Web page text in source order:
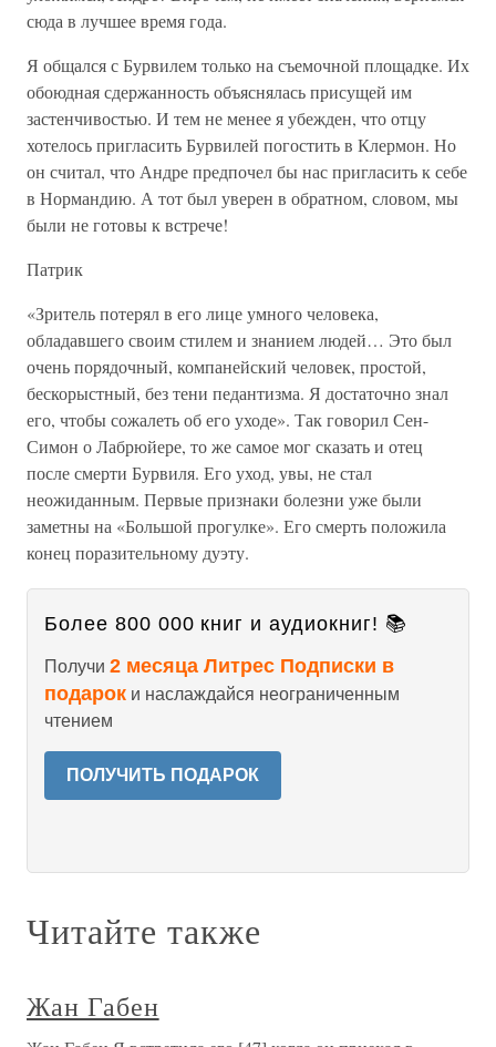
сюда в лучшее время года.
Я общался с Бурвилем только на съемочной площадке. Их
обоюдная сдержанность объяснялась присущей им
застенчивостью. И тем не менее я убежден, что отцу
хотелось пригласить Бурвилей погостить в Клермон. Но
он считал, что Андре предпочел бы нас пригласить к себе
в Нормандию. А тот был уверен в обратном, словом, мы
были не готовы к встрече!
Патрик
«Зритель потерял в его лице умного человека,
обладавшего своим стилем и знанием людей… Это был
очень порядочный, компанейский человек, простой,
бескорыстный, без тени педантизма. Я достаточно знал
его, чтобы сожалеть об его уходе». Так говорил Сен-
Симон о Лабрюйере, то же самое мог сказать и отец
после смерти Бурвиля. Его уход, увы, не стал
неожиданным. Первые признаки болезни уже были
заметны на «Большой прогулке». Его смерть положила
конец поразительному дуэту.
Более 800 000 книг и аудиокниг! 📚
Получи 2 месяца Литрес Подписки в
подарок и наслаждайся неограниченным
чтением
ПОЛУЧИТЬ ПОДАРОК
Читайте также
Жан Габен